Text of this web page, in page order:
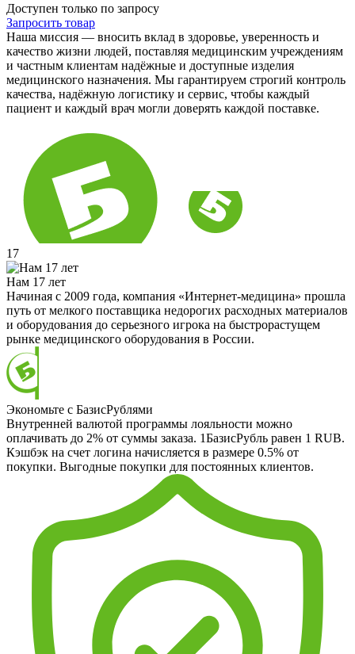
Доступен только по запросу
Запросить товар
Наша миссия — вносить вклад в здоровье, уверенность и
качество жизни людей, поставляя медицинским учреждениям
и частным клиентам надёжные и доступные изделия
медицинского назначения. Мы гарантируем строгий контроль
качества, надёжную логистику и сервис, чтобы каждый
пациент и каждый врач могли доверять каждой поставке.
17
Нам 17 лет
Начиная с 2009 года, компания «Интернет-медицина» прошла
путь от мелкого поставщика недорогих расходных материалов
и оборудования до серьезного игрока на быстрорастущем
рынке медицинского оборудования в России.
Экономьте с БазисРублями
Внутренней валютой программы лояльности можно
оплачивать до 2% от суммы заказа. 1БазисРубль равен 1 RUB.
Кэшбэк на счет логина начисляется в размере 0.5% от
покупки. Выгодные покупки для постоянных клиентов.